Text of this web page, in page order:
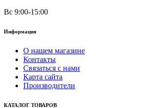
Вс 9:00-15:00
Информация
О нашем магазине
Контакты
Связаться с нами
Карта сайта
Производители
КАТАЛОГ ТОВАРОВ